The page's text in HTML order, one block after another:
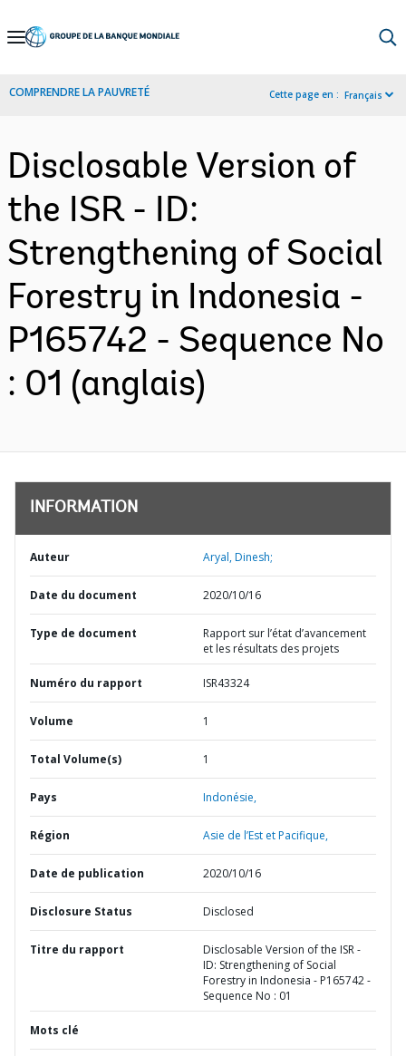
Skip
Navigation
COMPRENDRE LA PAUVRETÉ Cette page en : Français
Disclosable Version of
the ISR - ID:
Strengthening of Social
Forestry in Indonesia -
P165742 - Sequence No
: 01 (anglais)
INFORMATION
Auteur Aryal, Dinesh;
Date du document 2020/10/16
Type de document
Rapport sur l’état d’avancement
et les résultats des projets
Numéro du rapport ISR43324
Volume 1
Total Volume(s) 1
Pays Indonésie,
Région Asie de l’Est et Pacifique,
Date de publication 2020/10/16
Disclosure Status Disclosed
Titre du rapport
Disclosable Version of the ISR -
ID: Strengthening of Social
Forestry in Indonesia - P165742 -
Sequence No : 01
Mots clé